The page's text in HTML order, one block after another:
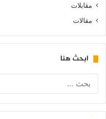
مقابلات
مقالات
ابحث هنا